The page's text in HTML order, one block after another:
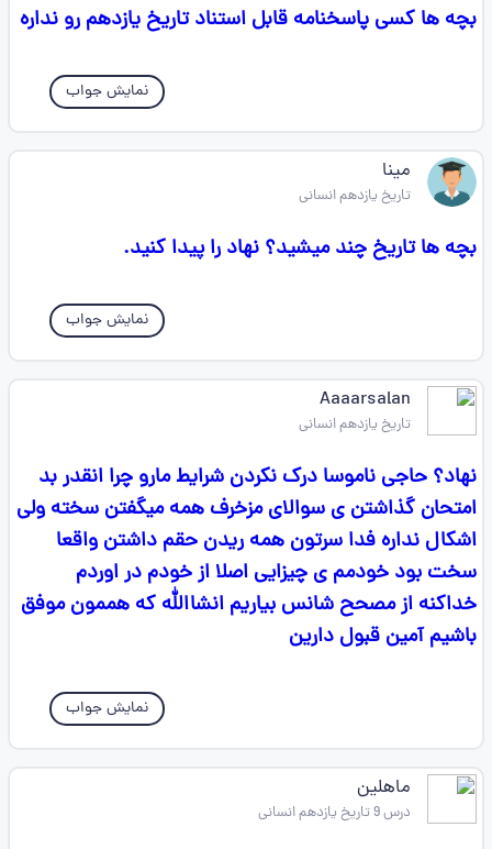
بچه ها کسی پاسخنامه قابل استناد تاریخ یازدهم رو نداره
نمایش جواب
مینا
تاریخ یازدهم انسانی
بچه ها تاریخ چند میشید؟ نهاد را پیدا کنید.
نمایش جواب
Aaaarsalan
تاریخ یازدهم انسانی
نهاد؟ حاجی ناموسا درک نکردن شرایط مارو چرا انقدر بد
امتحان گذاشتن ی سوالای مزخرف همه میگفتن سخته ولی
اشکال نداره فدا سرتون همه ریدن حقم داشتن واقعا
سخت بود خودمم ی چیزایی اصلا از خودم در اوردم
خداکنه از مصحح شانس بیاریم انشاالله که هممون موفق
باشیم آمین قبول دارین
نمایش جواب
ماهلین
درس 9 تاریخ یازدهم انسانی